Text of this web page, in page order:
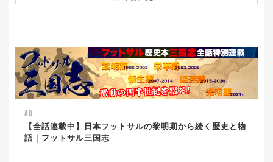
AD
【全話連載中】日本フットサルの黎明期から続く歴史と物
語｜フットサル三国志